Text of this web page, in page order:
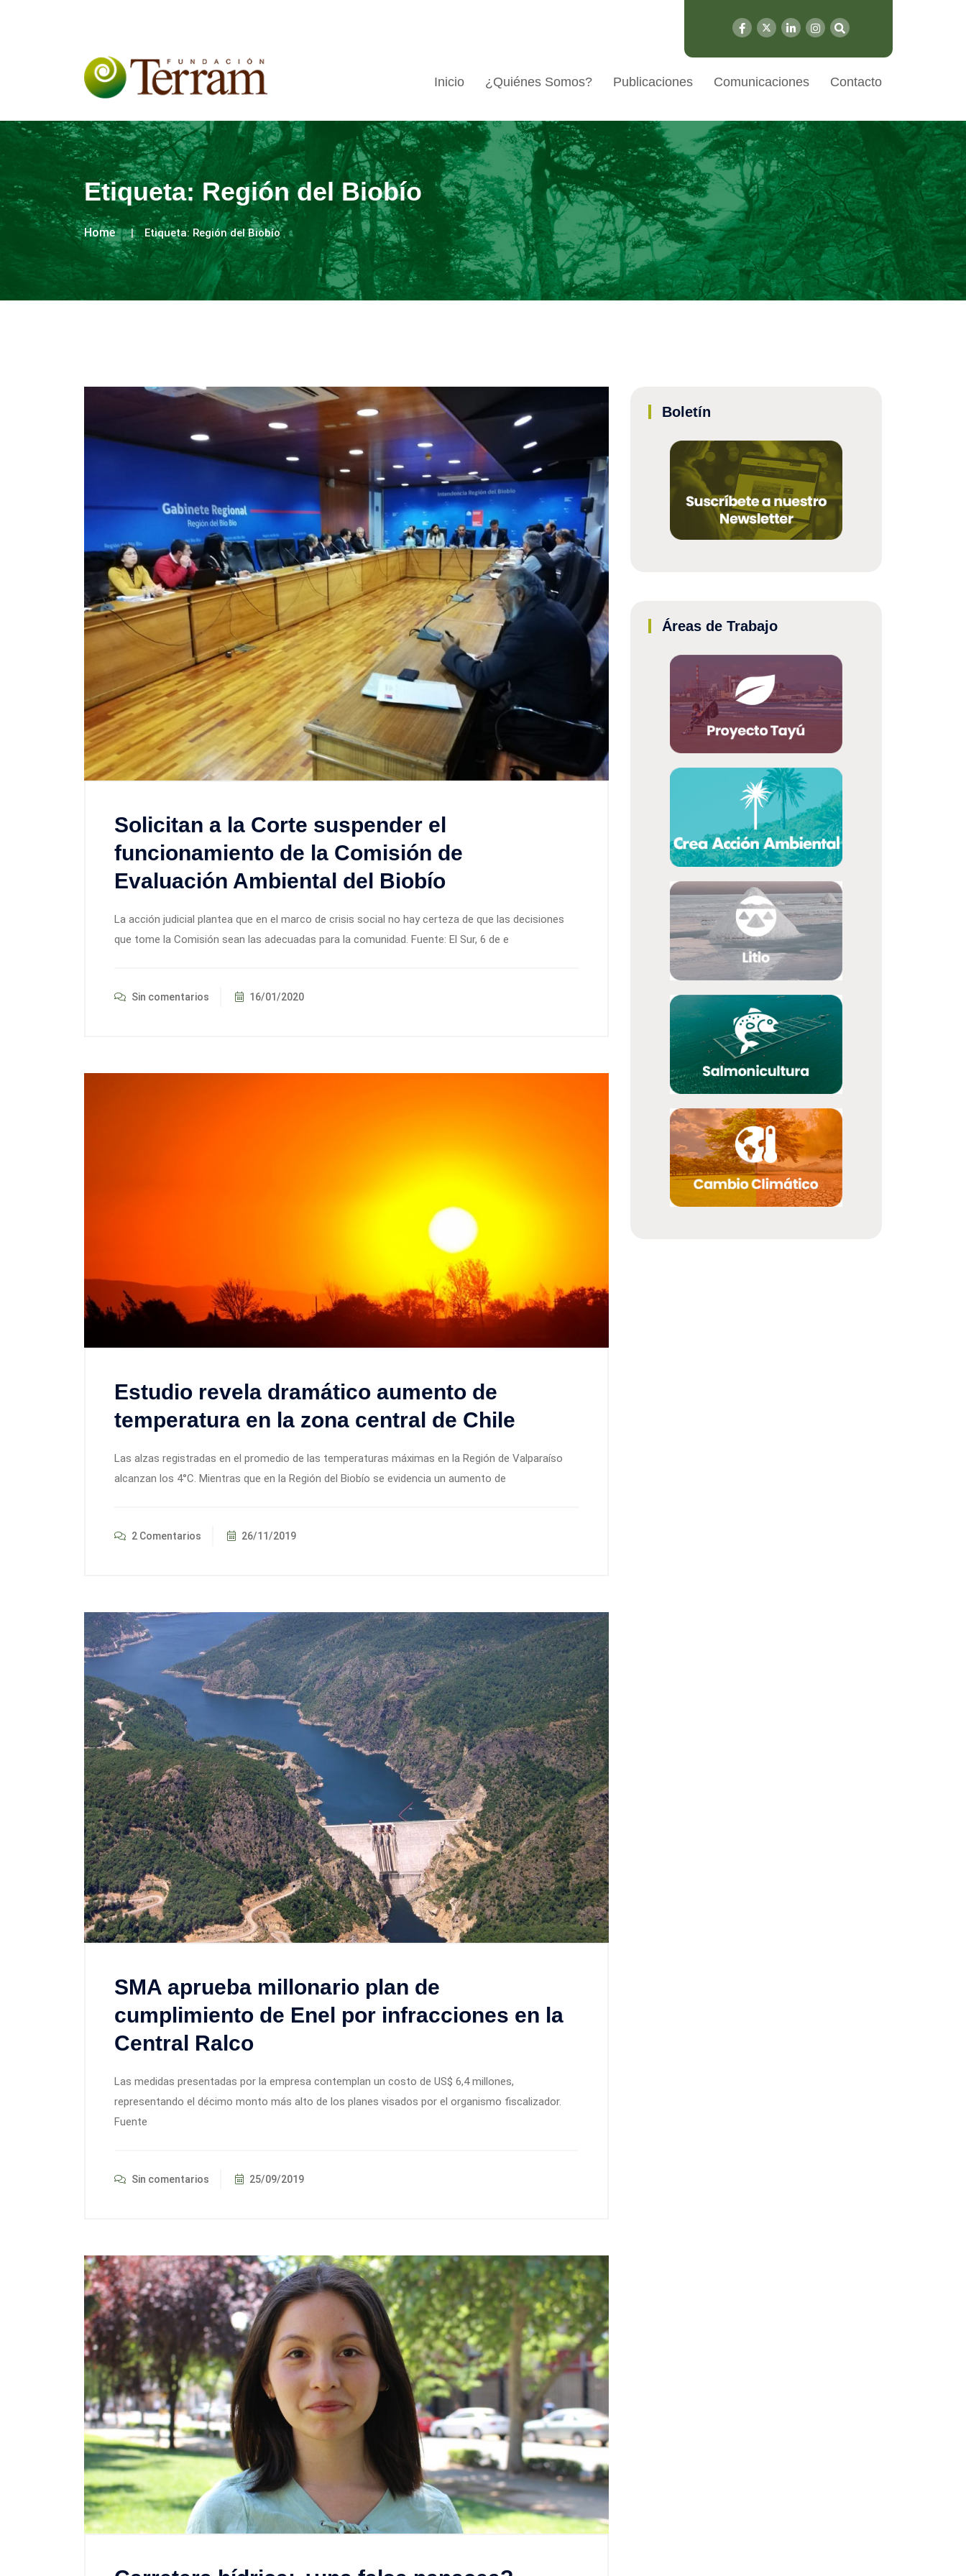
Inicio ¿Quiénes Somos? Publicaciones Comunicaciones Contacto
Etiqueta:Región del Biobío
Home Etiqueta:Región del Biobío
Solicitan a la Corte suspender el
funcionamiento de la Comisión de
Evaluación Ambiental del Biobío
La acción judicial plantea que en el marco de crisis social no hay certeza de que las decisiones
que tome la Comisión sean las adecuadas para la comunidad. Fuente: El Sur, 6 de e
Sin comentarios 16/01/2020
Estudio revela dramático aumento de
temperatura en la zona central de Chile
Las alzas registradas en el promedio de las temperaturas máximas en la Región de Valparaíso
alcanzan los 4°C. Mientras que en la Región del Biobío se evidencia un aumento de
2 Comentarios 26/11/2019
SMA aprueba millonario plan de
cumplimiento de Enel por infracciones en la
Central Ralco
Las medidas presentadas por la empresa contemplan un costo de US$ 6,4 millones,
representando el décimo monto más alto de los planes visados por el organismo fiscalizador.
Fuente
Sin comentarios 25/09/2019
Boletín
Áreas de Trabajo